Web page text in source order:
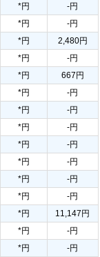
*円
-円
*円
-円
*円
2,480円
*円
-円
*円
667円
*円
-円
*円
-円
*円
-円
*円
-円
*円
-円
*円
-円
*円
-円
*円
11,147円
*円
-円
*円
-円